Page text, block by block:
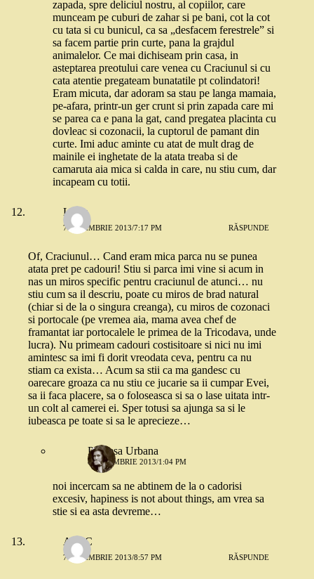
zapada, spre deliciul nostru, al copiilor, care
munceam pe cuburi de zahar si pe bani, cot la cot
cu tata si cu bunicul, ca sa „desfacem ferestrele” si
sa facem partie prin curte, pana la grajdul
animalelor. Ce mai dichiseam prin casa, in
asteptarea preotului care venea cu Craciunul si cu
cata atentie pregateam bunatatile pt colindatori!
Eram micuta, dar adoram sa stau pe langa mamaia,
pe-afara, printr-un ger crunt si prin zapada care mi
se parea ca e pana la gat, cand pregatea placinta cu
dovleac si cozonacii, la cuptorul de pamant din
curte. Imi aduc aminte cu atat de mult drag de
mainile ei inghetate de la atata treaba si de
camaruta aia mica si calda in care, nu stiu cum, dar
incapeam cu totii.
Luiza
7 NOIEMBRIE 2013/7:17 PM RĂSPUNDE
Of, Craciunul… Cand eram mica parca nu se punea
atata pret pe cadouri! Stiu si parca imi vine si acum in
nas un miros specific pentru craciunul de atunci… nu
stiu cum sa il descriu, poate cu miros de brad natural
(chiar si de la o singura creanga), cu miros de cozonaci
si portocale (pe vremea aia, mama avea chef de
framantat iar portocalele le primea de la Tricodava, unde
lucra). Nu primeam cadouri costisitoare si nici nu imi
amintesc sa imi fi dorit vreodata ceva, pentru ca nu
stiam ca exista… Acum sa stii ca ma gandesc cu
oarecare groaza ca nu stiu ce jucarie sa ii cumpar Evei,
sa ii faca placere, sa o foloseasca si sa o lase uitata intr-
un colt al camerei ei. Sper totusi sa ajunga sa si le
iubeasca pe toate si sa le aprecieze…
Printesa Urbana
8 NOIEMBRIE 2013/1:04 PM
noi incercam sa ne abtinem de la o cadorisi
excesiv, hapiness is not about things, am vrea sa
stie si ea asta devreme…
Ana C
7 NOIEMBRIE 2013/8:57 PM RĂSPUNDE